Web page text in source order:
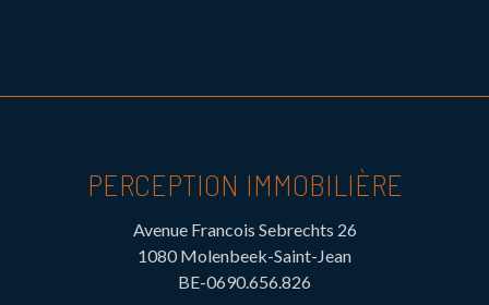
PERCEPTION IMMOBILIÈRE
Avenue Francois Sebrechts 26
1080 Molenbeek-Saint-Jean
BE-0690.656.826